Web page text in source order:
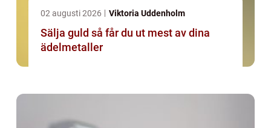
02 augusti 2026 Viktoria Uddenholm
Sälja guld så får du ut mest av dina
ädelmetaller